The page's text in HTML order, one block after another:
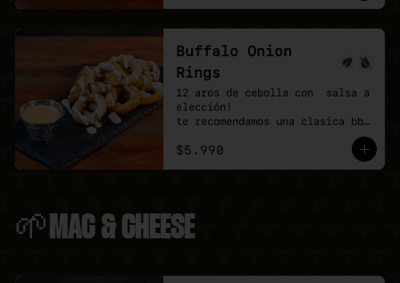
Buffalo Onion
Rings
12 aros de cebolla con  salsa a
elección!
te recomendamos una clasica bbq
y agregar una buffalo picante!
$5.990
🌱MAC & CHEESE